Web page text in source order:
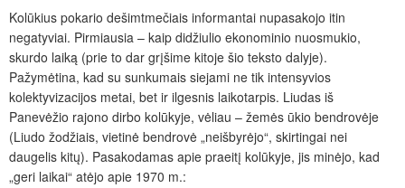
Kolūkius pokario dešimtmečiais informantai nupasakojo itin
negatyviai. Pirmiausia – kaip didžiulio ekonominio nuosmukio,
skurdo laiką (prie to dar grįšime kitoje šio teksto dalyje).
Pažymėtina, kad su sunkumais siejami ne tik intensyvios
kolektyvizacijos metai, bet ir ilgesnis laikotarpis. Liudas iš
Panevėžio rajono dirbo kolūkyje, vėliau – žemės ūkio bendrovėje
(Liudo žodžiais, vietinė bendrovė „neišbyrėjo“, skirtingai nei
daugelis kitų). Pasakodamas apie praeitį kolūkyje, jis minėjo, kad
„geri laikai“ atėjo apie 1970 m.: